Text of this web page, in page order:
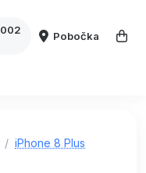
Pobočka
iPhone 8 Plus